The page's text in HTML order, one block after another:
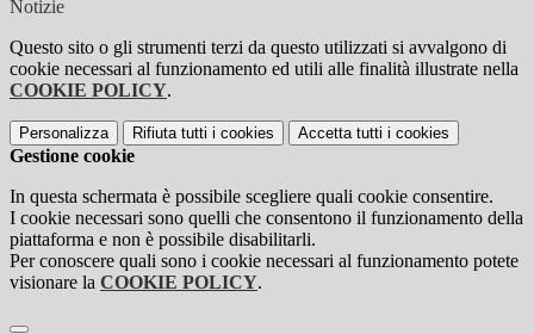
Notizie
Questo sito o gli strumenti terzi da questo utilizzati si avvalgono di
cookie necessari al funzionamento ed utili alle finalità illustrate nella
COOKIE POLICY.
Personalizza Rifiuta tutti i cookies Accetta tutti i cookies
Gestione cookie
In questa schermata è possibile scegliere quali cookie consentire.
I cookie necessari sono quelli che consentono il funzionamento della
piattaforma e non è possibile disabilitarli.
Per conoscere quali sono i cookie necessari al funzionamento potete
visionare la COOKIE POLICY.